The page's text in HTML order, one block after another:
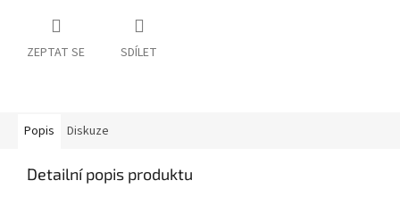
ZEPTAT SE SDÍLET
Popis Diskuze
Detailní popis produktu